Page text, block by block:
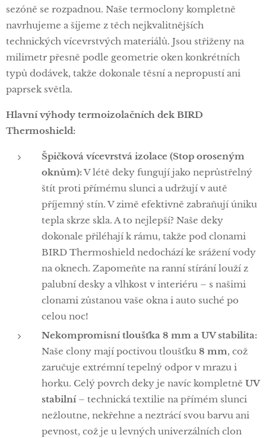
sezóně se rozpadnou. Naše termoclony kompletně
navrhujeme a šijeme z těch nejkvalitnějších
technických vícevrstvých materiálů. Jsou střiženy na
milimetr přesně podle geometrie oken konkrétních
typů dodávek, takže dokonale těsní a nepropustí ani
paprsek světla.
Hlavní výhody termoizolačních dek BIRD
Thermoshield:
Špičková vícevrstvá izolace (Stop oroseným
oknům):V létě deky fungují jako neprůstřelný
štít proti přímému slunci a udržují v autě
příjemný stín. V zimě efektivně zabraňují úniku
tepla skrze skla. A to nejlepší? Naše deky
dokonale přiléhají k rámu, takže pod clonami
BIRD Thermoshield nedochází ke srážení vody
na oknech. Zapomeňte na ranní stírání louží z
palubní desky a vlhkost v interiéru – s našimi
clonami zůstanou vaše okna i auto suché po
celou noc!
Nekompromisní tloušťka 8 mm a UV stabilita:
Naše clony mají poctivou tloušťku 8 mm, což
zaručuje extrémní tepelný odpor v mrazu i
horku. Celý povrch deky je navíc kompletně UV
stabilní– technická textilie na přímém slunci
nežloutne, nekřehne a neztrácí svou barvu ani
pevnost, což je u levných univerzálních clon